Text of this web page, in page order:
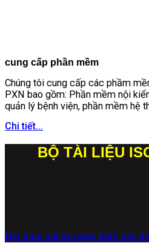
cung cấp phần mềm
Chúng tôi cung cấp các phầm
PXN bao gồm: Phần mềm nội
quản lý bệnh viện, phần mềm hệ
Chi tiết...
BỘ TÀI LIỆU
Đặt mua online ngay hôm nay